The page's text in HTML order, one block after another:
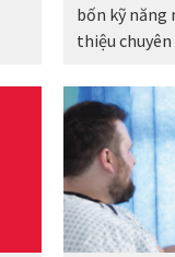
bốn kỹ năng
thiệu chuyên